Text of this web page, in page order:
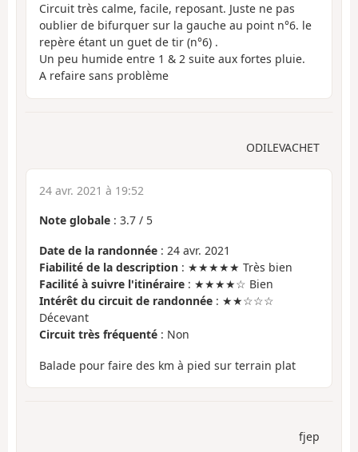
Circuit très calme, facile, reposant. Juste ne pas
oublier de bifurquer sur la gauche au point n°6. le
repère étant un guet de tir (n°6) .
Un peu humide entre 1 & 2 suite aux fortes pluie.
A refaire sans problème
ODILEVACHET
24 avr. 2021 à 19:52
Note globale : 3.7 / 5
Date de la randonnée : 24 avr. 2021
Fiabilité de la description : ★★★★★ Très bien
Facilité à suivre l'itinéraire : ★★★★☆ Bien
Intérêt du circuit de randonnée : ★★☆☆☆
Décevant
Circuit très fréquenté : Non
Balade pour faire des km à pied sur terrain plat
fjep